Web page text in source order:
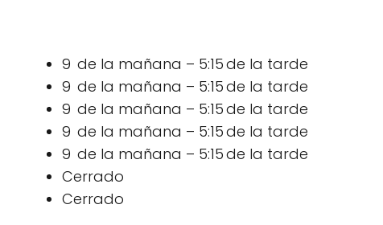
9 de la mañana – 5:15 de la tarde
9 de la mañana – 5:15 de la tarde
9 de la mañana – 5:15 de la tarde
9 de la mañana – 5:15 de la tarde
9 de la mañana – 5:15 de la tarde
Cerrado
Cerrado